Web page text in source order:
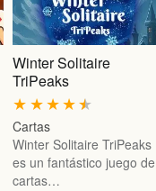
Winter Solitaire
TriPeaks
★
★
★
★
★
Cartas
Winter Solitaire TriPeaks
es un fantástico juego de
cartas…